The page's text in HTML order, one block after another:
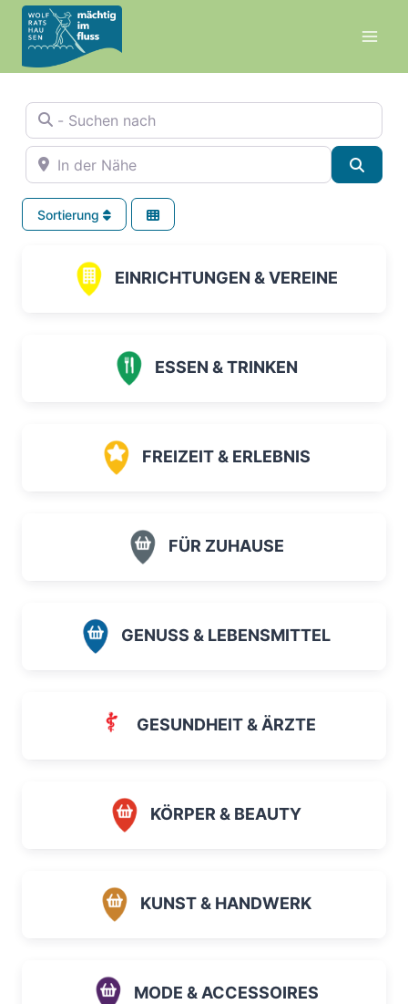
Zum
Inhalt
springen
- Suchen nach
In der Nähe
Sortierung
EINRICHTUNGEN & VEREINE
ESSEN & TRINKEN
FREIZEIT & ERLEBNIS
FÜR ZUHAUSE
GENUSS & LEBENSMITTEL
GESUNDHEIT & ÄRZTE
KÖRPER & BEAUTY
KUNST & HANDWERK
MODE & ACCESSOIRES